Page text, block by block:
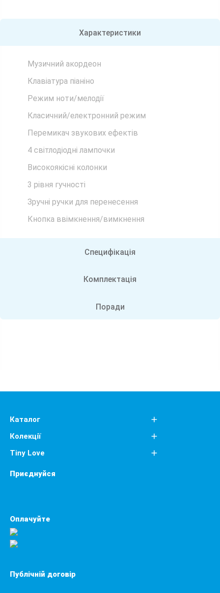
Характеристики
Музичний акордеон
Клавіатура піаніно
Режим ноти/мелодії
Класичний/електронний режим
Перемикач звукових ефектів
4 світлодіодні лампочки
Високоякісні колонки
3 рівня гучності
Зручні ручки для перенесення
Кнопка ввімкнення/вимкнення
Специфікація
Комплектація
Поради
Каталог
Колекції
Tiny Love
Приєднуйся
Оплачуйте
Публічній договір